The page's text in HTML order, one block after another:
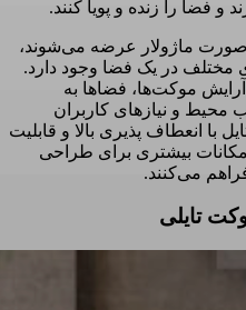
و فضا را زنده و پویا کنند.
صورت ماژولار عرضه می‌شوند،
مختلف در یک فضا وجود دارد.
آرایش موکت‌ها، فضاها به
محیط و نیازهای کاربران
با انعطاف پذیری بالا و قابلیت
بیشتری برای طراحی
می‌کنند.
تایلی